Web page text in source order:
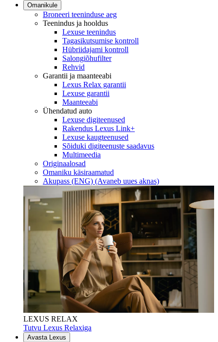
Omanikule
Broneeri teeninduse aeg
Teenindus ja hooldus
Lexuse teenindus
Tagasikutsumise kontroll
Hübriidajami kontroll
Salongiõhufilter
Rehvid
Garantii ja maanteeabi
Lexus Relax garantii
Lexuse garantii
Maanteeabi
Ühendatud auto
Lexuse digiteenused
Rakendus Lexus Link+
Lexuse kaugteenused
Sõiduki digiteenuste saadavus
Multimeedia
Originaalosad
Omaniku käsiraamatud
Akupass (ENG) (Avaneb uues aknas)
LEXUS RELAX
Tutvu Lexus Relaxiga
Avasta Lexus